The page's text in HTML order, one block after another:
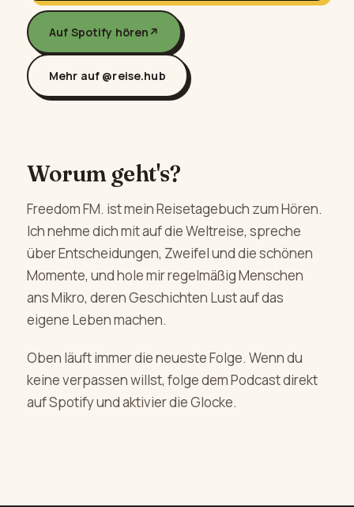
Auf Spotify hören ↗
Mehr auf @reise.hub
Worum geht's?
Freedom FM. ist mein Reisetagebuch zum Hören.
Ich nehme dich mit auf die Weltreise, spreche
über Entscheidungen, Zweifel und die schönen
Momente, und hole mir regelmäßig Menschen
ans Mikro, deren Geschichten Lust auf das
eigene Leben machen.
Oben läuft immer die neueste Folge. Wenn du
keine verpassen willst, folge dem Podcast direkt
auf Spotify und aktivier die Glocke.